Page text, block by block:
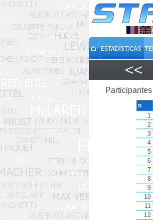
<<
Participantes
n
1
2
3
4
5
6
7
8
9
10
11
12